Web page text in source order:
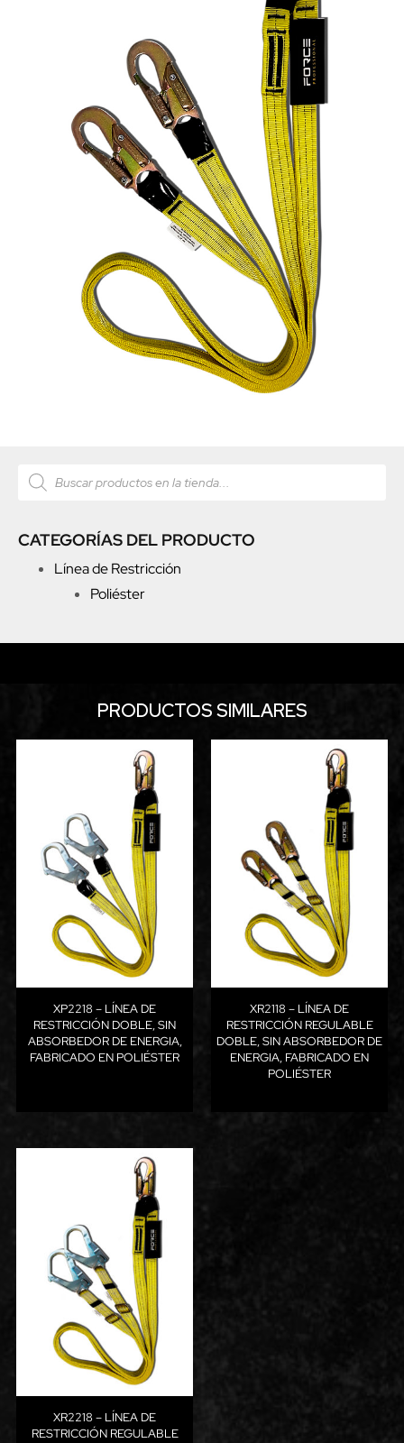
CATEGORÍAS DEL PRODUCTO
Línea de Restricción
Poliéster
PRODUCTOS SIMILARES
XP2218 – LÍNEA DE
RESTRICCIÓN DOBLE, SIN
ABSORBEDOR DE ENERGIA,
FABRICADO EN POLIÉSTER
XR2118 – LÍNEA DE
RESTRICCIÓN REGULABLE
DOBLE, SIN ABSORBEDOR DE
ENERGIA, FABRICADO EN
POLIÉSTER
XR2218 – LÍNEA DE
RESTRICCIÓN REGULABLE